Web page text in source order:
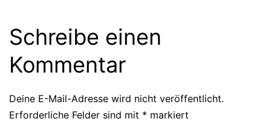
Schreibe einen
Kommentar
Deine E-Mail-Adresse wird nicht veröffentlicht.
Erforderliche Felder sind mit * markiert